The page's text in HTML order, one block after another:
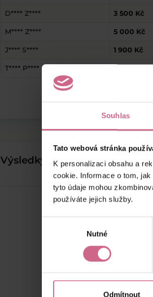
Souhlas
Tato webová stránka
K personalizaci obsahu a
cookie. Informace o tom,
tyto údaje mohou
používáte jejich služby.
Nutné
Odmítnout
D**** Z**** 3 500 Kč
M**** Z**** 5 000 Kč
J**** S**** 1 900 Kč
T**** P****
Výsledky těžby